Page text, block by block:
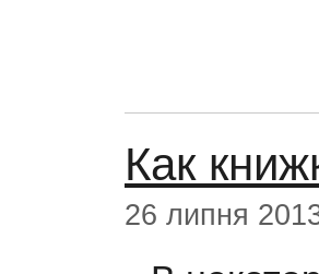
Как
26 липня